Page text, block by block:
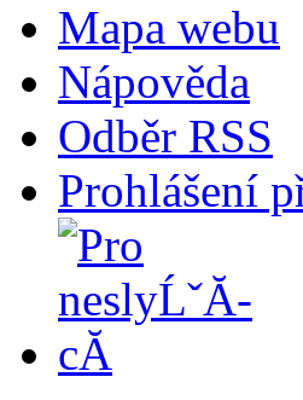
Mapa webu
Nápověda
Odběr RSS
Prohlášení